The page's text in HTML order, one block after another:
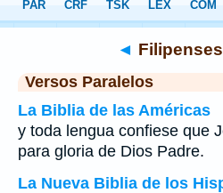
>Filipenses Capítulo 2 > Verso 11
◄
Versos Paralelos
La Biblia de las Américas
y toda lengua confiese que
para gloria de Dios Padre.
La Nueva Biblia de los